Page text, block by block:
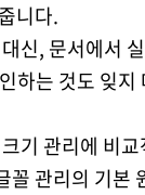
니다.
신, 문서에서
하는 것도 잊
기 관리에 비
관리의 기본